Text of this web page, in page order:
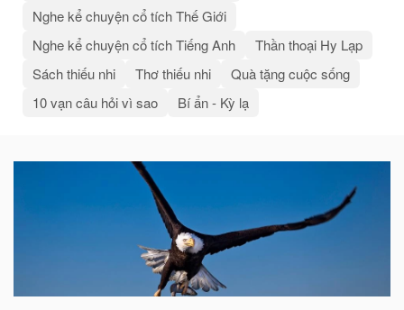
Nghe kể chuyện cổ tích Thế Giới
Nghe kể chuyện cổ tích Tiếng Anh
Thần thoại Hy Lạp
Sách thiếu nhi
Thơ thiếu nhi
Quà tặng cuộc sống
10 vạn câu hỏi vì sao
Bí ẩn - Kỳ lạ
Bài
liên